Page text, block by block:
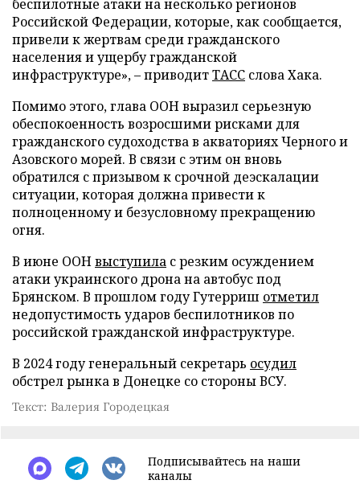
беспилотные атаки на несколько регионов
Российской Федерации, которые, как сообщается,
привели к жертвам среди гражданского
населения и ущербу гражданской
инфраструктуре», – приводитТАСС слова Хака.
Помимо этого, глава ООН выразил серьезную
обеспокоенность возросшими рисками для
гражданского судоходства в акваториях Черного и
Азовского морей. В связи с этим он вновь
обратился с призывом к срочной деэскалации
ситуации, которая должна привести к
полноценному и безусловному прекращению
огня.
В июне ООНвыступила с резким осуждением
атаки украинского дрона на автобус под
Брянском. В прошлом году Гутерриш отметил
недопустимость ударов беспилотников по
российской гражданской инфраструктуре.
В 2024 году генеральный секретарь осудил
обстрел рынка в Донецке со стороны ВСУ.
Текст: Валерия Городецкая
Подписывайтесь на наши
каналы